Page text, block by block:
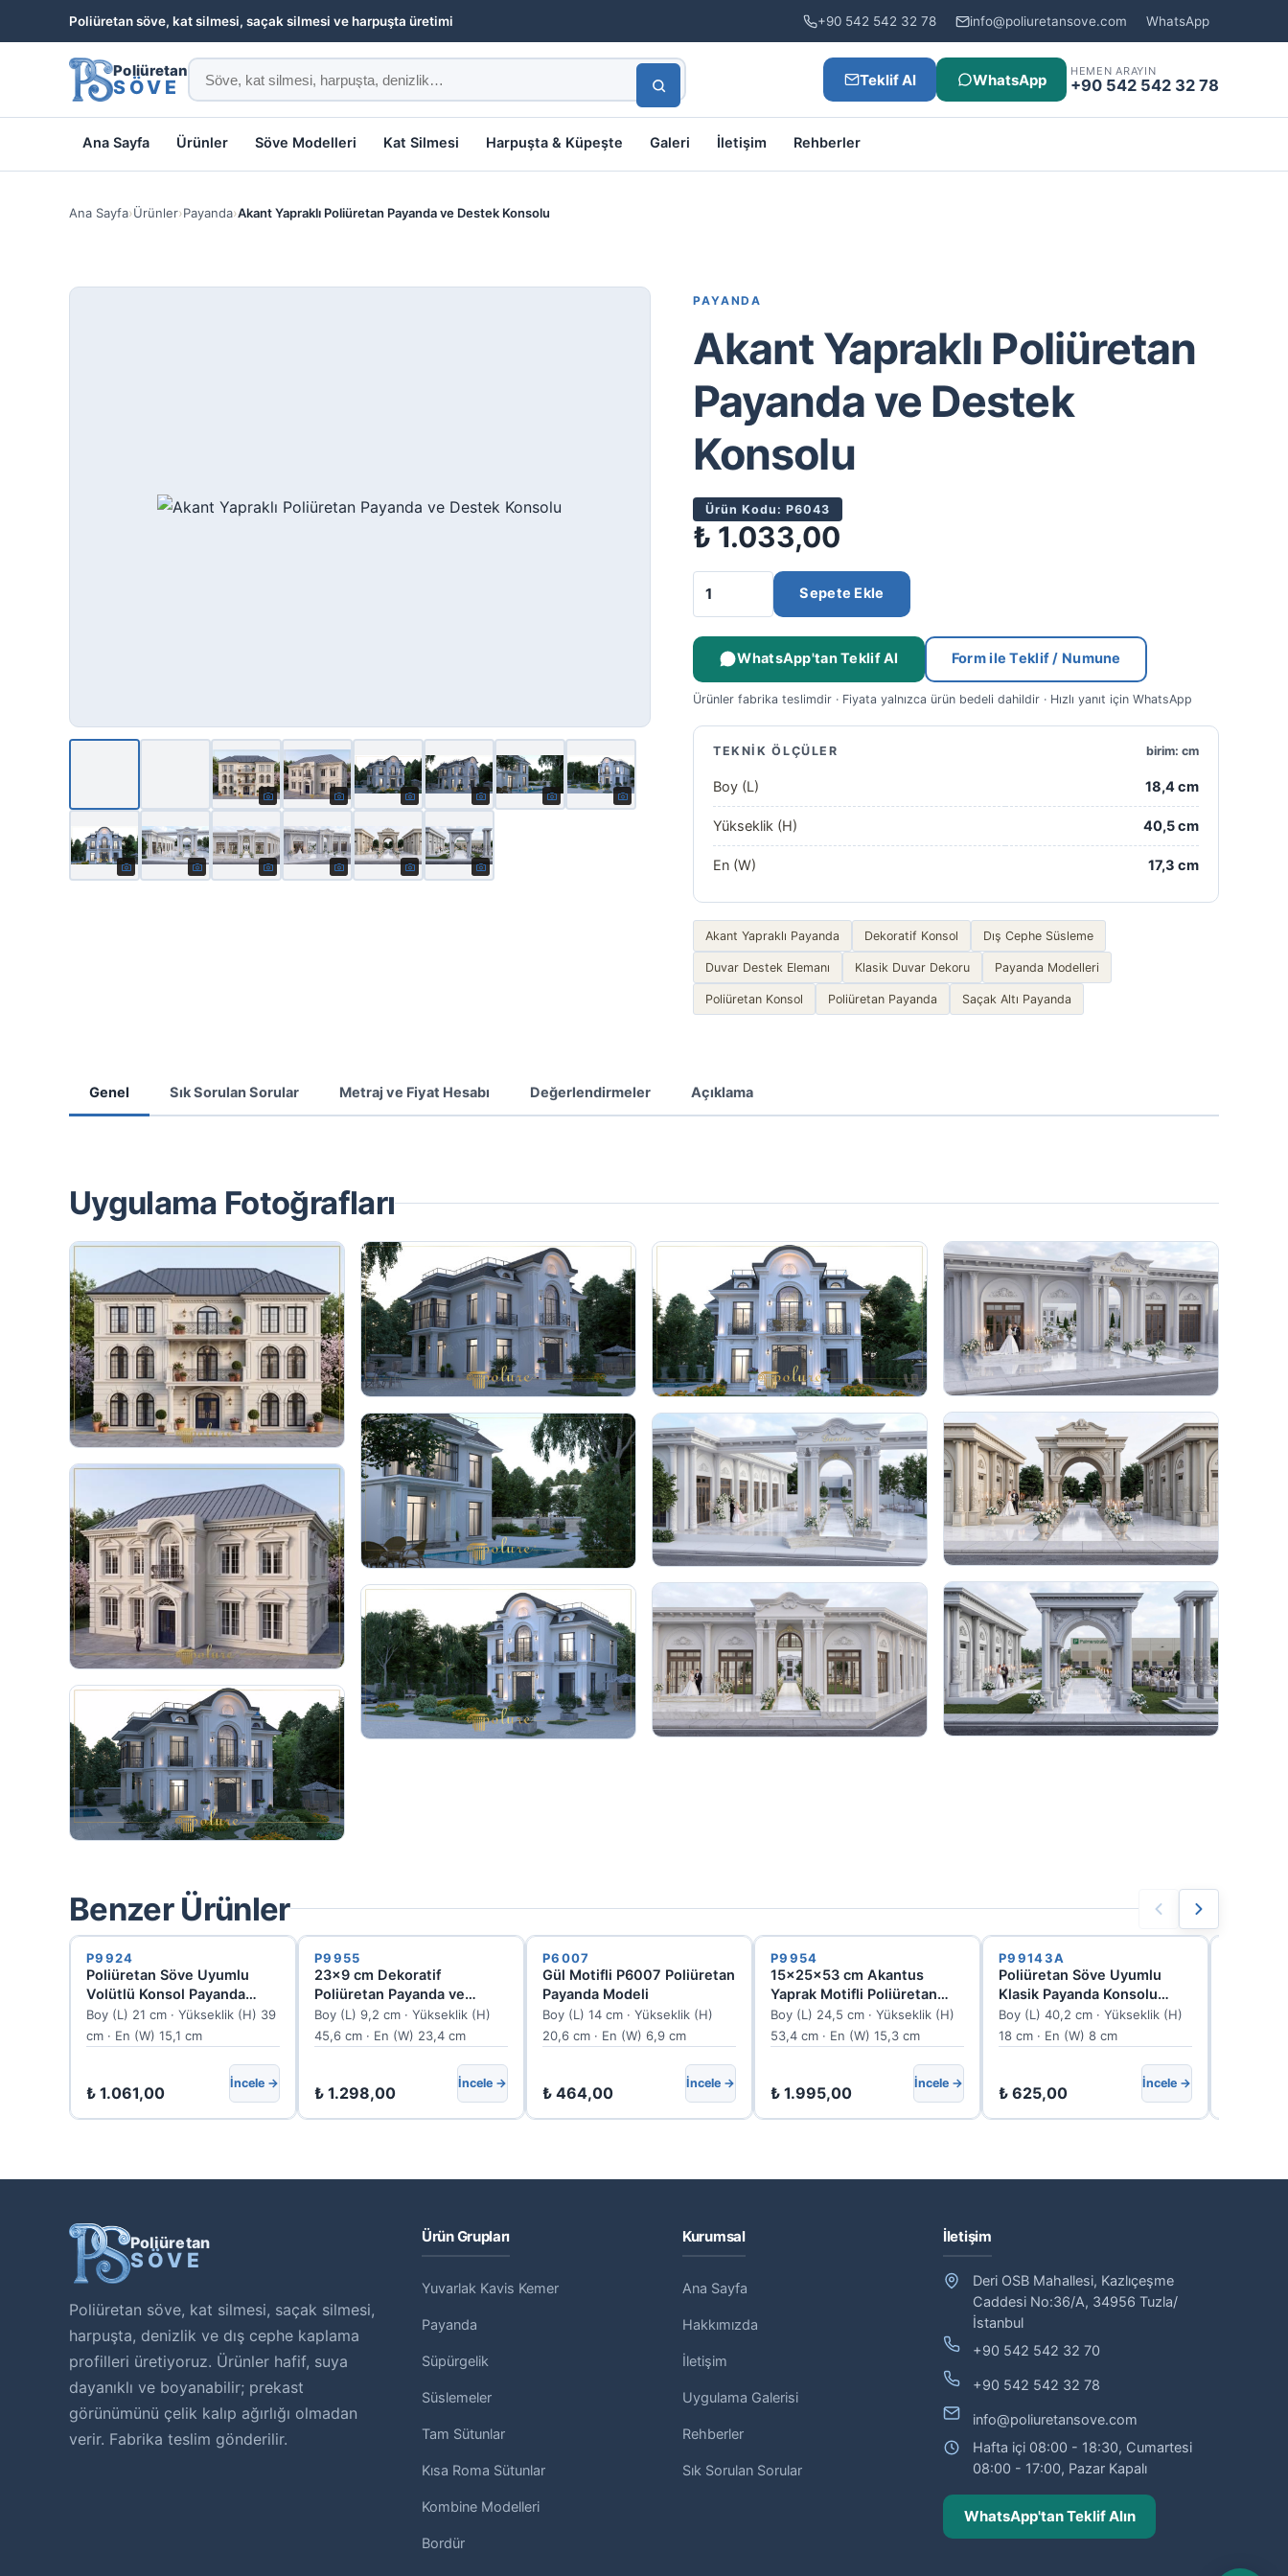
Poliüretan söve, kat silmesi, saçak silmesi ve harpuşta üretimi +90 542 542 32 78 info@poliuretansove.com WhatsApp
Poliüretan
SÖVE Teklif Al WhatsApp HEMEN ARAYIN
+90 542 542 32 78
Ana Sayfa Ürünler Söve Modelleri Kat Silmesi Harpuşta & Küpeşte Galeri İletişim Rehberler
Ana Sayfa›Ürünler›Payanda›Akant Yapraklı Poliüretan Payanda ve Destek Konsolu
PAYANDA
Akant Yapraklı Poliüretan
Payanda ve Destek
Konsolu
Ürün Kodu: P6043
₺ 1.033,00
Sepete Ekle
WhatsApp'tan Teklif Al Form ile Teklif / Numune
Ürünler fabrika teslimdir · Fiyata yalnızca ürün bedeli dahildir · Hızlı yanıt için WhatsApp
TEKNIK ÖLÇÜLER birim: cm
Boy (L) 18,4 cm
Yükseklik (H) 40,5 cm
En (W) 17,3 cm
Akant Yapraklı Payanda Dekoratif Konsol Dış Cephe Süsleme
Duvar Destek Elemanı Klasik Duvar Dekoru Payanda Modelleri
Poliüretan Konsol Poliüretan Payanda Saçak Altı Payanda
Genel Sık Sorulan Sorular Metraj ve Fiyat Hesabı Değerlendirmeler Açıklama
Uygulama Fotoğrafları
Benzer Ürünler
P9924
Poliüretan Söve Uyumlu
Volütlü Konsol Payanda
P9924
Boy (L) 21 cm · Yükseklik (H) 39
cm · En (W) 15,1 cm
₺ 1.061,00 İncele →
P9955
23x9 cm Dekoratif
Poliüretan Payanda ve
Konsol Desteği P9955
Boy (L) 9,2 cm · Yükseklik (H)
45,6 cm · En (W) 23,4 cm
₺ 1.298,00 İncele →
P6007
Gül Motifli P6007 Poliüretan
Payanda Modeli
Boy (L) 14 cm · Yükseklik (H)
20,6 cm · En (W) 6,9 cm
₺ 464,00 İncele →
P9954
15x25x53 cm Akantus
Yaprak Motifli Poliüretan
Payanda ve Konsol
Boy (L) 24,5 cm · Yükseklik (H)
53,4 cm · En (W) 15,3 cm
₺ 1.995,00 İncele →
P99143A
Poliüretan Söve Uyumlu
Klasik Payanda Konsolu
P99143A
Boy (L) 40,2 cm · Yükseklik (H)
18 cm · En (W) 8 cm
₺ 625,00 İncele →
Poliüretan
SÖVE
Poliüretan söve, kat silmesi, saçak silmesi,
harpuşta, denizlik ve dış cephe kaplama
profilleri üretiyoruz. Ürünler hafif, suya
dayanıklı ve boyanabilir; prekast
görünümünü çelik kalıp ağırlığı olmadan
verir. Fabrika teslim gönderilir.
Ürün Grupları
Yuvarlak Kavis Kemer
Payanda
Süpürgelik
Süslemeler
Tam Sütunlar
Kısa Roma Sütunlar
Kombine Modelleri
Bordür
Kurumsal
Ana Sayfa
Hakkımızda
İletişim
Uygulama Galerisi
Rehberler
Sık Sorulan Sorular
İletişim
Deri OSB Mahallesi, Kazlıçeşme
Caddesi No:36/A, 34956 Tuzla/
İstanbul
+90 542 542 32 70
+90 542 542 32 78
info@poliuretansove.com
Hafta içi 08:00 - 18:30, Cumartesi
08:00 - 17:00, Pazar Kapalı
WhatsApp'tan Teklif Alın